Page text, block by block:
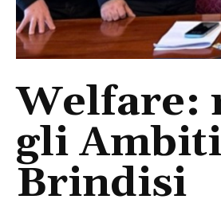
Welfare:
gli
Brindisi